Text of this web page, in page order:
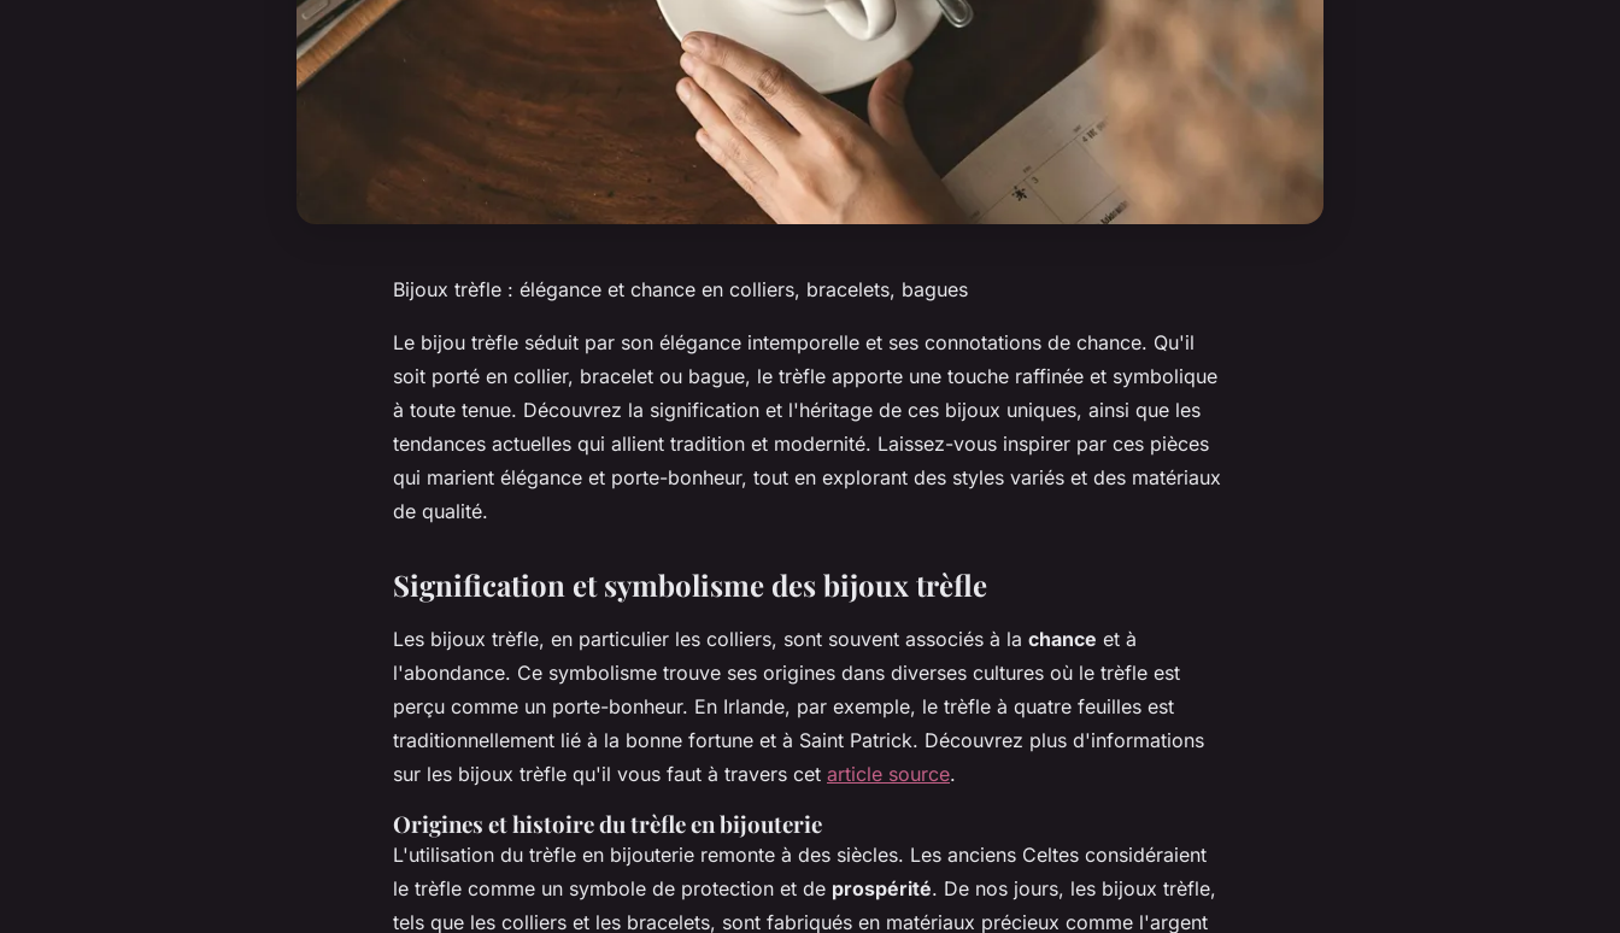
Bijoux trèfle : élégance et chance en colliers, bracelets, bagues
Le bijou trèfle séduit par son élégance intemporelle et ses connotations de chance. Qu'il
soit porté en collier, bracelet ou bague, le trèfle apporte une touche raffinée et symbolique
à toute tenue. Découvrez la signification et l'héritage de ces bijoux uniques, ainsi que les
tendances actuelles qui allient tradition et modernité. Laissez-vous inspirer par ces pièces
qui marient élégance et porte-bonheur, tout en explorant des styles variés et des matériaux
de qualité.
Signification et symbolisme des bijoux trèfle
Les bijoux trèfle, en particulier les colliers, sont souvent associés à la chance et à
l'abondance. Ce symbolisme trouve ses origines dans diverses cultures où le trèfle est
perçu comme un porte-bonheur. En Irlande, par exemple, le trèfle à quatre feuilles est
traditionnellement lié à la bonne fortune et à Saint Patrick. Découvrez plus d'informations
sur les bijoux trèfle qu'il vous faut à travers cet article source.
Origines et histoire du trèfle en bijouterie
L'utilisation du trèfle en bijouterie remonte à des siècles. Les anciens Celtes considéraient
le trèfle comme un symbole de protection et de prospérité. De nos jours, les bijoux trèfle,
tels que les colliers et les bracelets, sont fabriqués en matériaux précieux comme l'argent